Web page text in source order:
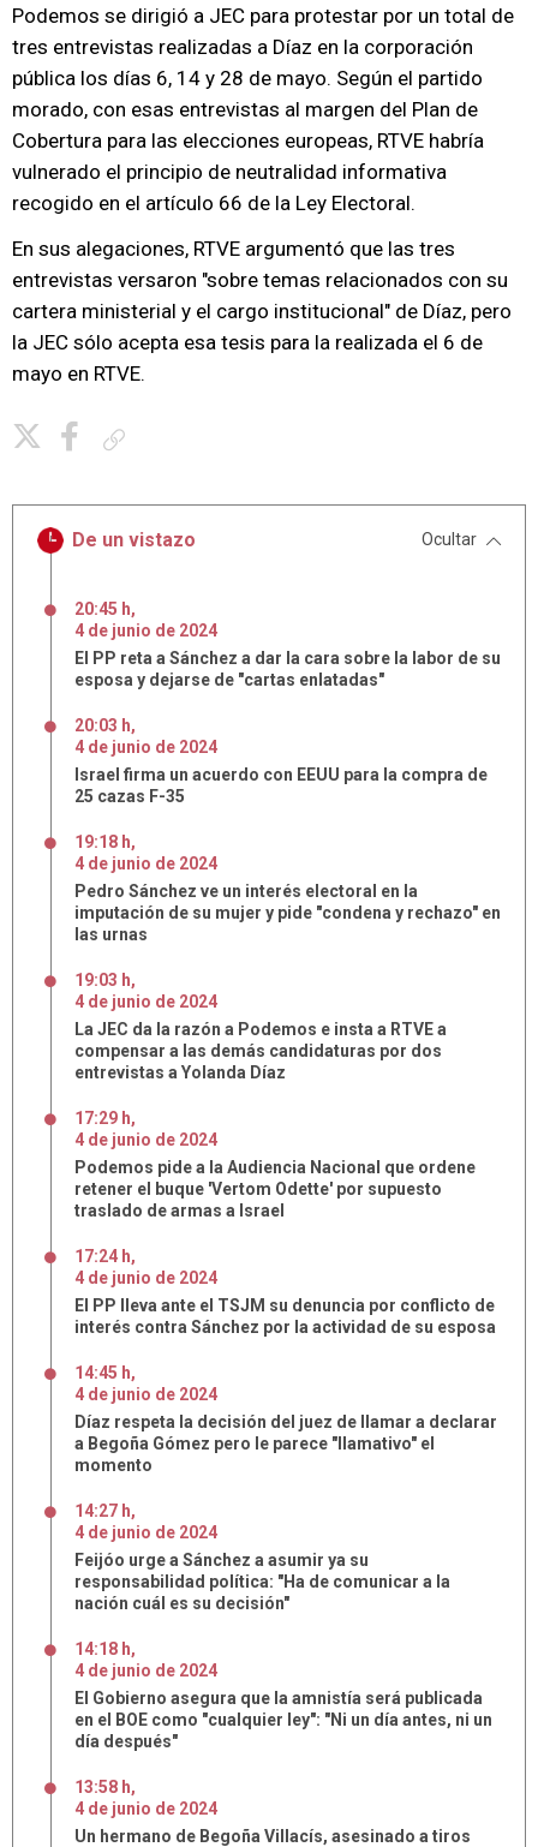
Podemos se dirigió a JEC para protestar por un total de
tres entrevistas realizadas a Díaz en la corporación
pública los días 6, 14 y 28 de mayo. Según el partido
morado, con esas entrevistas al margen del Plan de
Cobertura para las elecciones europeas, RTVE habría
vulnerado el principio de neutralidad informativa
recogido en el artículo 66 de la Ley Electoral.
En sus alegaciones, RTVE argumentó que las tres
entrevistas versaron "sobre temas relacionados con su
cartera ministerial y el cargo institucional" de Díaz, pero
la JEC sólo acepta esa tesis para la realizada el 6 de
mayo en RTVE.
De un vistazo Ocultar
20:45 h,
4 de junio de 2024
El PP reta a Sánchez a dar la cara sobre la labor de su
esposa y dejarse de "cartas enlatadas"
20:03 h,
4 de junio de 2024
Israel firma un acuerdo con EEUU para la compra de
25 cazas F-35
19:18 h,
4 de junio de 2024
Pedro Sánchez ve un interés electoral en la
imputación de su mujer y pide "condena y rechazo" en
las urnas
19:03 h,
4 de junio de 2024
La JEC da la razón a Podemos e insta a RTVE a
compensar a las demás candidaturas por dos
entrevistas a Yolanda Díaz
17:29 h,
4 de junio de 2024
Podemos pide a la Audiencia Nacional que ordene
retener el buque 'Vertom Odette' por supuesto
traslado de armas a Israel
17:24 h,
4 de junio de 2024
El PP lleva ante el TSJM su denuncia por conflicto de
interés contra Sánchez por la actividad de su esposa
14:45 h,
4 de junio de 2024
Díaz respeta la decisión del juez de llamar a declarar
a Begoña Gómez pero le parece "llamativo" el
momento
14:27 h,
4 de junio de 2024
Feijóo urge a Sánchez a asumir ya su
responsabilidad política: "Ha de comunicar a la
nación cuál es su decisión"
14:18 h,
4 de junio de 2024
El Gobierno asegura que la amnistía será publicada
en el BOE como "cualquier ley": "Ni un día antes, ni un
día después"
13:58 h,
4 de junio de 2024
Un hermano de Begoña Villacís, asesinado a tiros